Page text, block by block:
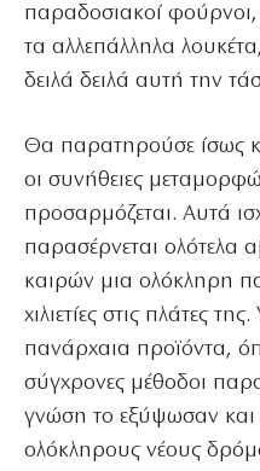
παραδοσιακοί
τα αλλεπάλληλα λουκέτα,
δειλά δειλά αυτή την
Θα παρατηρούσε ίσως
οι συνήθειες
προσαρμόζεται. Αυτά
παρασέρνεται ολότελα
καιρών μια ολόκληρη
χιλιετίες στις πλάτες
πανάρχαια προϊόντα,
σύγχρονες μέθοδοι
γνώση το εξύψωσαν και
ολόκληρους νέους